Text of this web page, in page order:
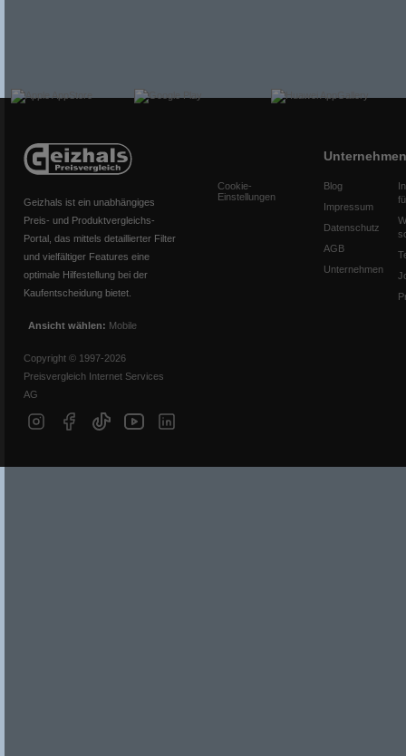
Geizhals ist ein unabhängiges
Preis- und Produktvergleichs-
Portal, das mittels detaillierter Filter
und vielfältiger Features eine
optimale Hilfestellung bei der
Kaufentscheidung bietet.
Ansicht wählen: Mobile
Copyright © 1997-2026
Preisvergleich Internet Services
AG
Cookie-
Einstellungen
Unternehmen
Blog
Impressum
Datenschutz
AGB
Unternehmen